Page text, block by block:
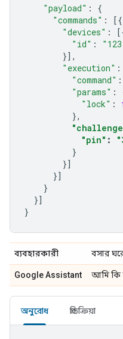
"payload" :
{
"commands" :
[{
"devices" :
"id" :
}],
"execution" :
"command" :
"params" :
"lock" :
},
"pin" :
}
}]
}]
}
}]
}
ব্যবহারকারী বসার
Google Assistant আমি কি
অনুরোধ প্রতিক্রিয়া